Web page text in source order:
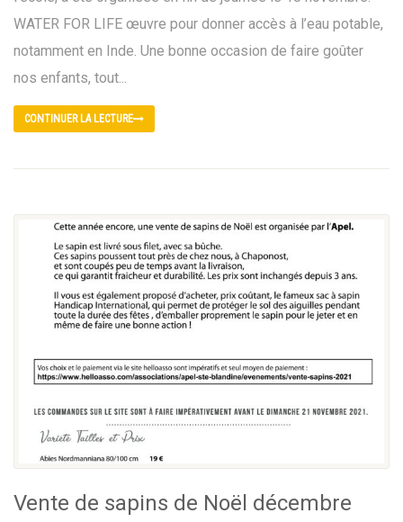
WATER FOR LIFE œuvre pour donner accès à l’eau potable,
notamment en Inde. Une bonne occasion de faire goûter
nos enfants, tout...
CONTINUER LA LECTURE
Vente de sapins de Noël décembre